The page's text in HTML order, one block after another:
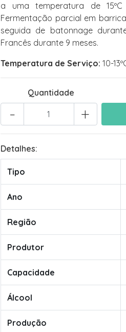
a uma temperatura de
Fermentação parcial em
seguida de batonnage
Francês durante 9 meses.
Temperatura de Serviço: 10-
Quantidade
+
-
Detalhes:
Tipo
Ano
Região
Produtor
Capacidade
Álcool
Produção